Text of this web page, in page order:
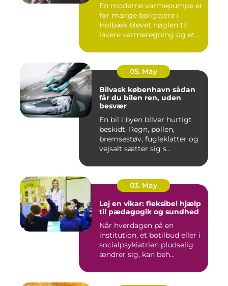
En moderne varmepumpe er
for mange boligejere i
Holbæk blevet nøglen til
lavere varmeregning og et
05. May
Bilvask københavn sådan
får du bilen ren, uden
besvær
En bil i byen bliver hurtigt
beskidt. Regn, pollen,
bremsestøv, fugleklatter og
vejsalt sætter sig s...
03. May
Lej en vikar: fleksibel hjælp
til pædagogik og sundhed
Når hverdagen på en
institution, et botilbud eller i
socialpsykiatrien pludselig
ændrer sig, kan beh...